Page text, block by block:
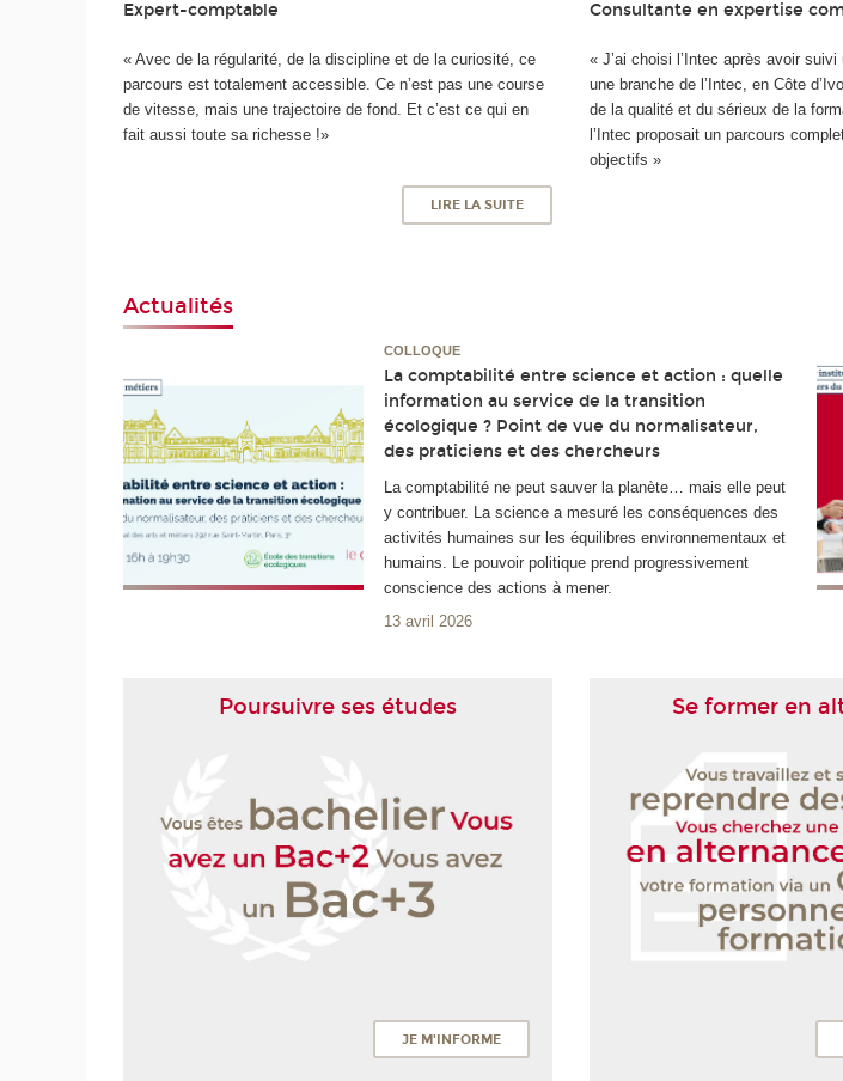
Expert-comptable
« Avec de la régularité, de la discipline et de la curiosité, ce
parcours est totalement accessible. Ce n’est pas une course
de vitesse, mais une trajectoire de fond. Et c’est ce qui en
fait aussi toute sa richesse !»
LIRE LA SUITE
Consultante en expertise
« J’ai choisi l’Intec après avoir suivi
une branche de l’Intec, en Côte
de la qualité et du sérieux de la
l’Intec proposait un parcours
objectifs »
Actualités
COLLOQUE
La comptabilité entre science et action : quelle
information au service de la transition
écologique ? Point de vue du normalisateur,
des praticiens et des chercheurs
La comptabilité ne peut sauver la planète… mais elle peut
y contribuer. La science a mesuré les conséquences des
activités humaines sur les équilibres environnementaux et
humains. Le pouvoir politique prend progressivement
conscience des actions à mener.
13 avril 2026
Poursuivre ses études
JE M'INFORME
Se former en